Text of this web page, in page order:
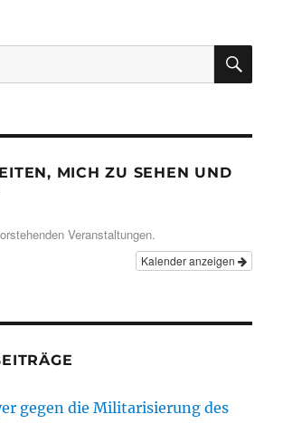
MICH ZU SEHEN UND
Veranstaltungen.
Kalender anzeigen
gegen die Militarisierung des